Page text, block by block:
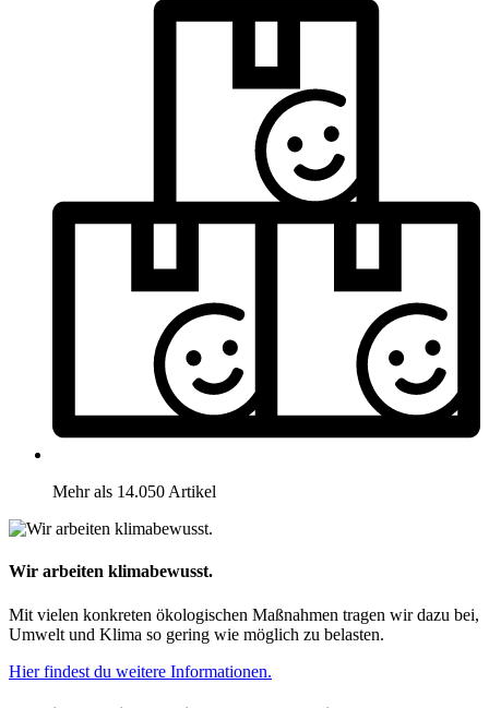
Mehr als 14.050 Artikel
Wir arbeiten klimabewusst.
Mit vielen konkreten ökologischen Maßnahmen tragen wir dazu bei,
Umwelt und Klima so gering wie möglich zu belasten.
Hier findest du weitere Informationen.